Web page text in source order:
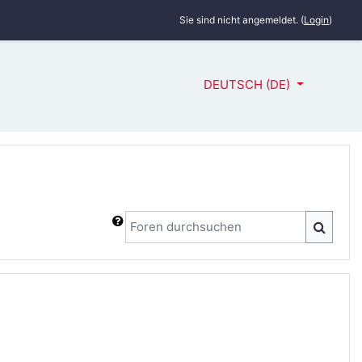
Sie sind nicht angemeldet. (Login)
DEUTSCH ‎(DE)‎
Foren durchsuchen
FOREN